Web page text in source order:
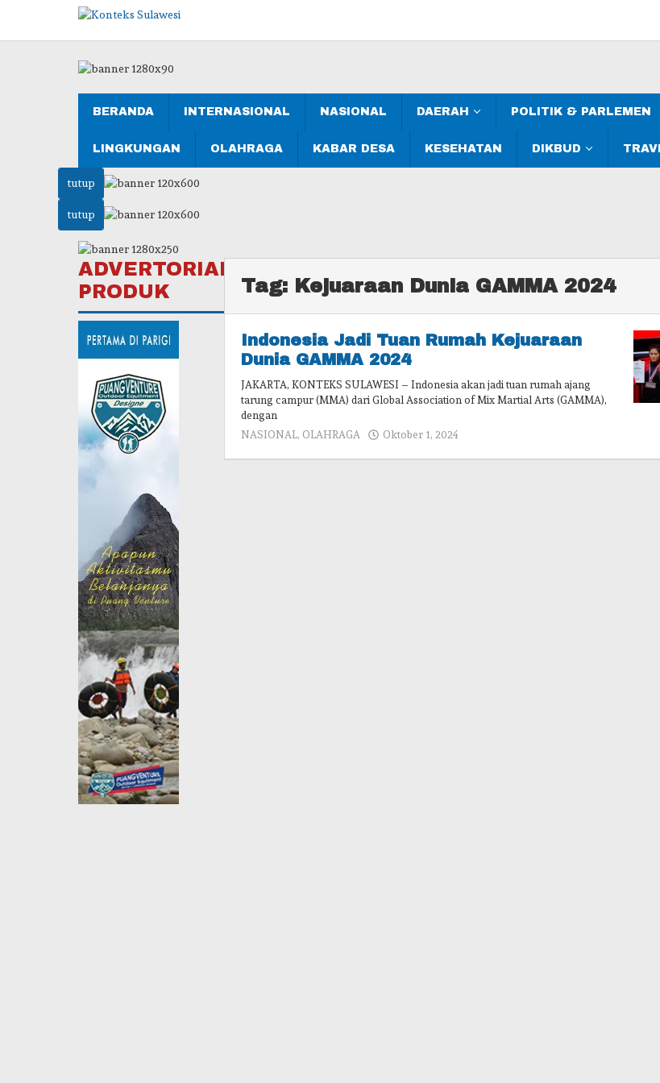
konten
BERANDA INTERNASIONAL NASIONAL DAERAH POLITIK & PARLEMEN
LINGKUNGAN OLAHRAGA KABAR DESA KESEHATAN DIKBUD
tutup
tutup
ADVERTORIAL
PRODUK
Tag: Kejuaraan Dunia GAMMA 2024
Indonesia Jadi Tuan Rumah Kejuaraan
Dunia GAMMA 2024
JAKARTA, KONTEKS SULAWESI – Indonesia akan jadi tuan rumah ajang
tarung campur (MMA) dari Global Association of Mix Martial Arts (GAMMA),
dengan
NASIONAL, OLAHRAGA Oktober 1, 2024